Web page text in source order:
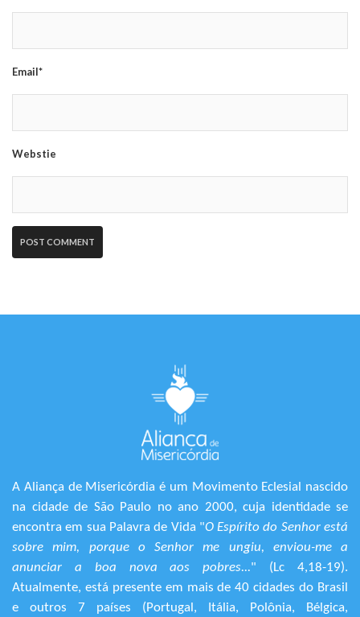
Email*
Webstie
A Aliança de Misericórdia é um Movimento Eclesial nascido
na cidade de São Paulo no ano 2000, cuja identidade se
encontra em sua Palavra de Vida "O Espírito do Senhor está
sobre mim, porque o Senhor me ungiu, enviou-me a
anunciar a boa nova aos pobres..." (Lc 4,18-19).
Atualmente, está presente em mais de 40 cidades do Brasil
e outros 7 países (Portugal, Itália, Polônia, Bélgica,